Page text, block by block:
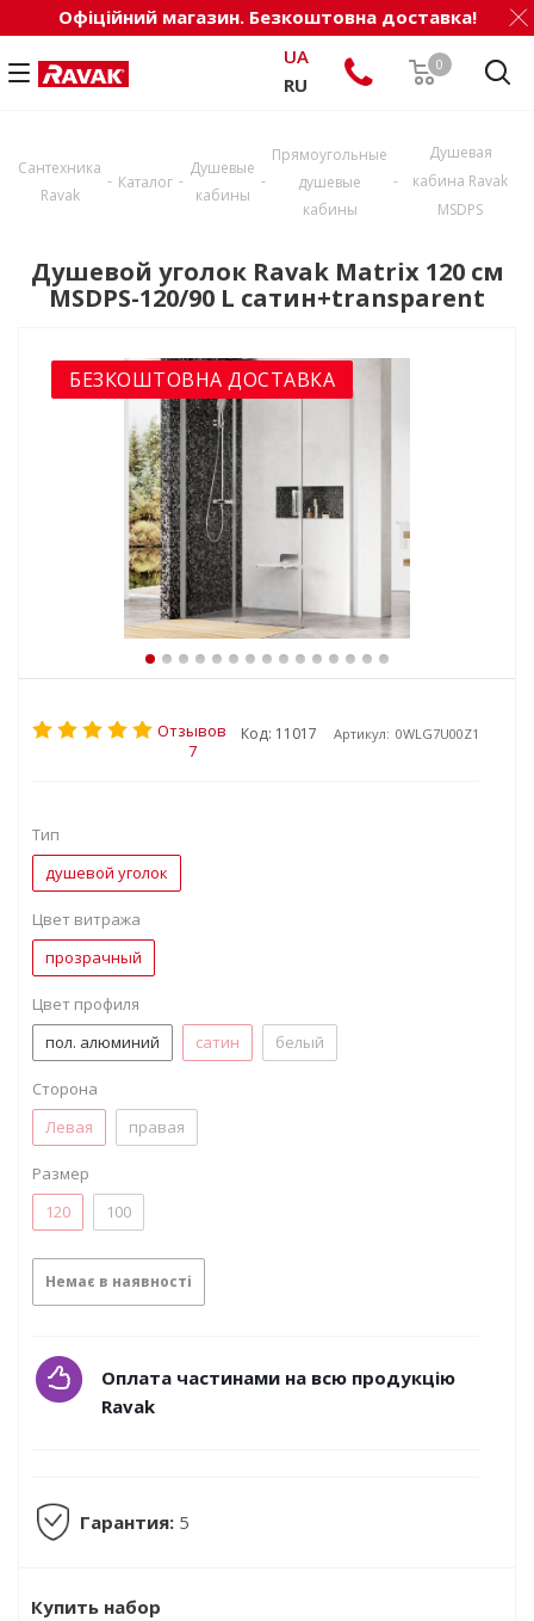
Офіційний магазин. Безкоштовна доставка!
0
UA
RU
Сантехника
Ravak
- Каталог -
Душевые
кабины
-
Прямоугольные
душевые
кабины
-
Душевая
кабина Ravak
MSDPS
Душевой уголок Ravak Matrix 120 см
MSDPS-120/90 L сатин+transparent
БЕЗКОШТОВНА ДОСТАВКА
Отзывов
7
Код: 11017 Артикул: 0WLG7U00Z1
Тип
душевой уголок
Цвет витража
прозрачный
Цвет профиля
пол. алюминий
сатин белый
Сторона
Левая
правая
Размер
120
100
Немає в наявності
Оплата частинами на всю продукцію
Ravak
Гарантия: 5
Купить набор